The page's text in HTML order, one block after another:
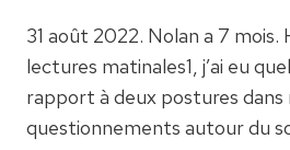
31 août 2022. Nolan a 7 mois.
lectures matinales1, j’ai eu
rapport à deux postures dans
questionnements autour du